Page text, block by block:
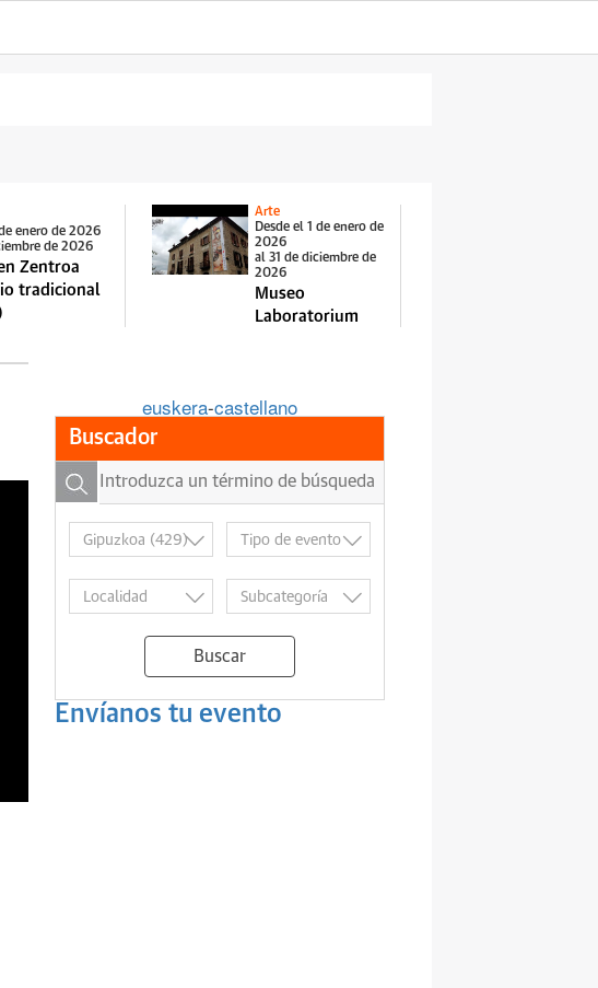
enero de 2026
de 2026
Zentroa
tradicional
Arte
Desde el 1 de enero de
2026
al 31 de diciembre de
2026
Museo
Laboratorium
euskera-castellano
Buscador
Buscar
Envíanos tu evento